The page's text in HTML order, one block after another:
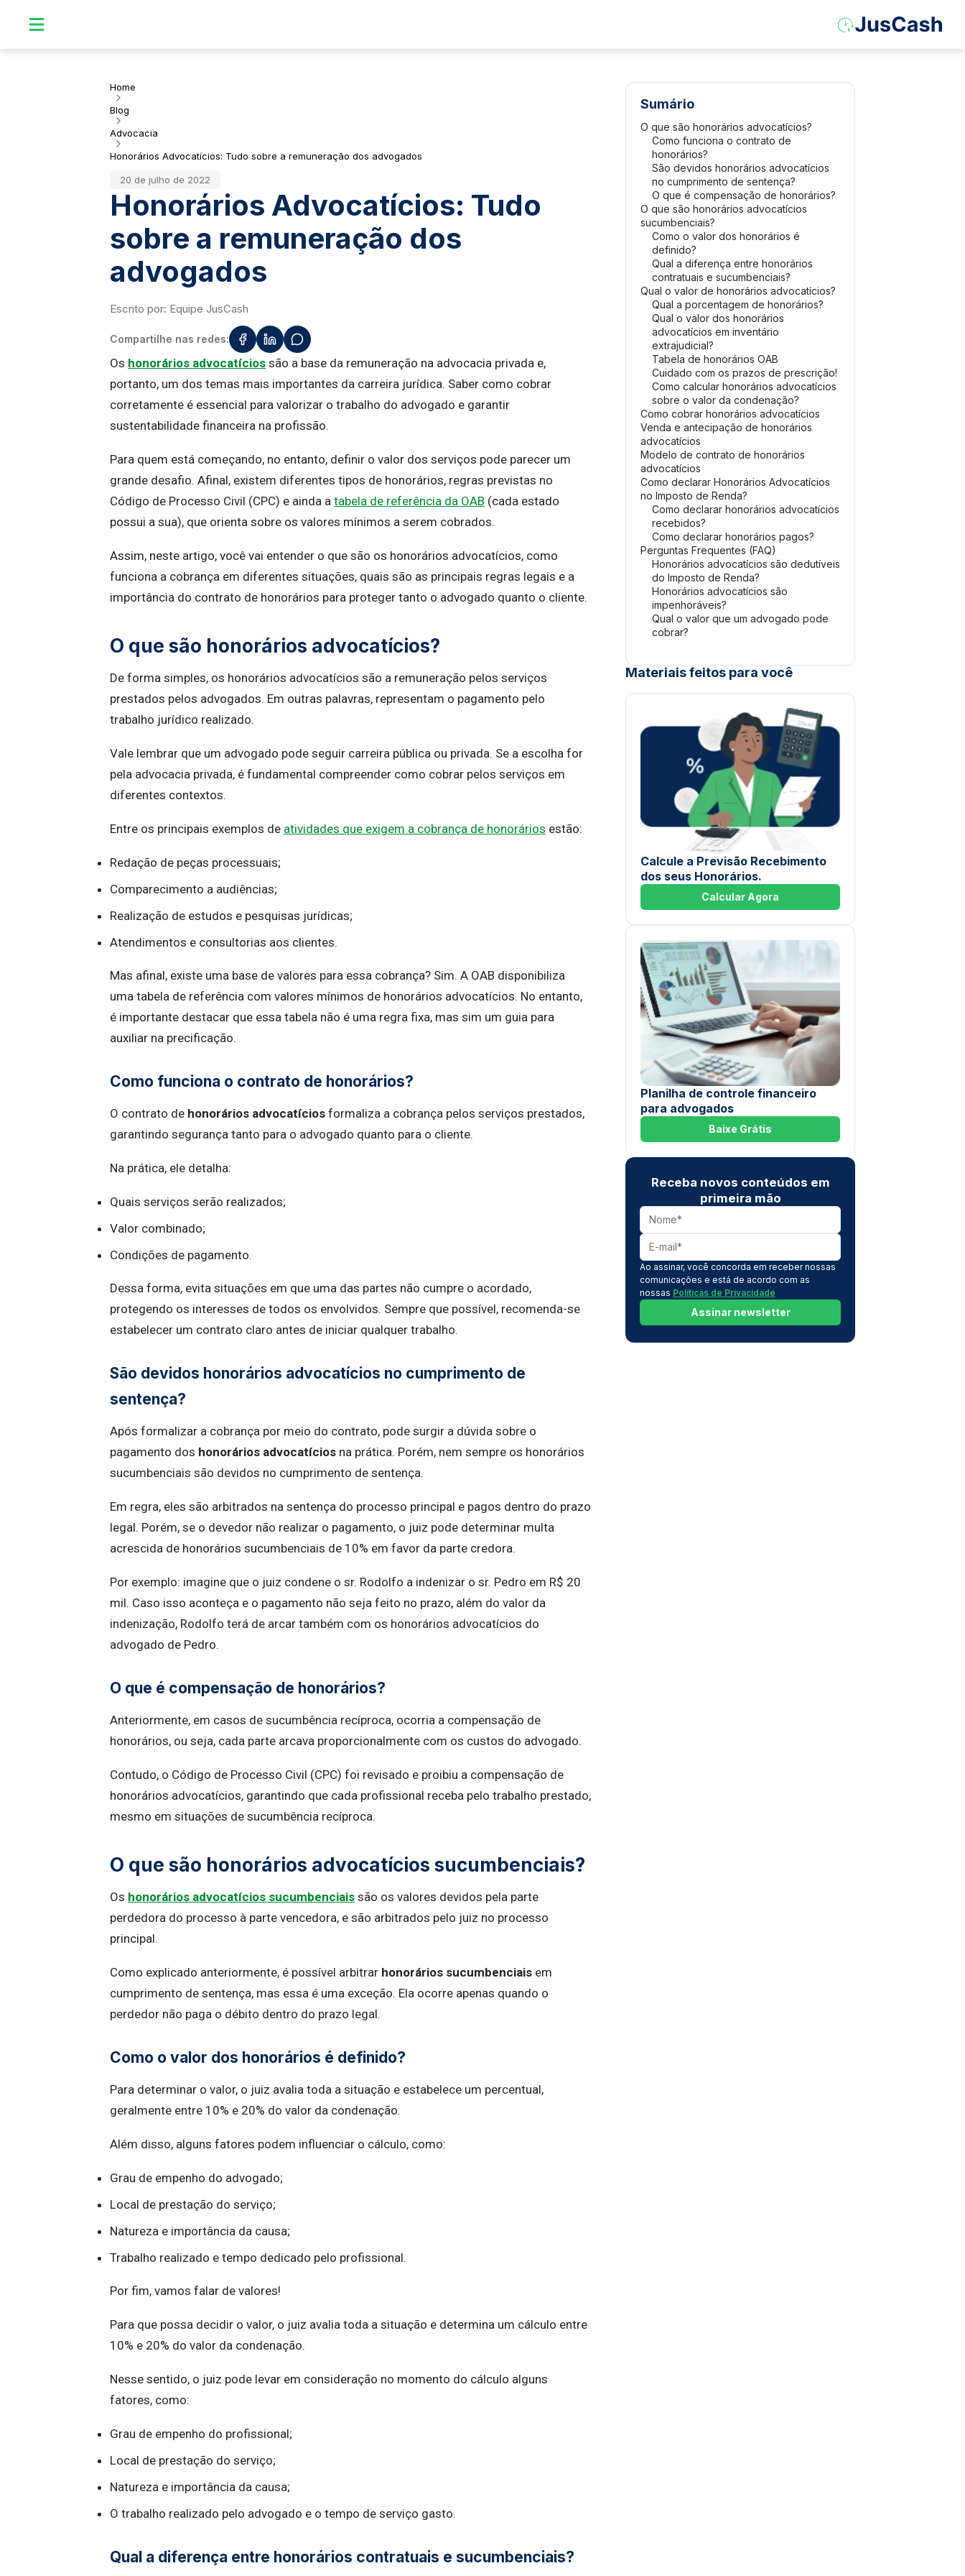
Home
Blog
Advocacia
Honorários Advocatícios: Tudo sobre a remuneração dos advogados
20 de julho de 2022
Honorários Advocatícios: Tudo
sobre a remuneração dos
advogados
Escrito por: Equipe JusCash
Compartilhe nas redes:
Os honorários advocatícios são a base da remuneração na advocacia privada e,
portanto, um dos temas mais importantes da carreira jurídica. Saber como cobrar
corretamente é essencial para valorizar o trabalho do advogado e garantir
sustentabilidade financeira na profissão.
Para quem está começando, no entanto, definir o valor dos serviços pode parecer um
grande desafio. Afinal, existem diferentes tipos de honorários, regras previstas no
Código de Processo Civil (CPC) e ainda a tabela de referência da OAB (cada estado
possui a sua), que orienta sobre os valores mínimos a serem cobrados.
Assim, neste artigo, você vai entender o que são os honorários advocatícios, como
funciona a cobrança em diferentes situações, quais são as principais regras legais e a
importância do contrato de honorários para proteger tanto o advogado quanto o cliente.
O que são honorários advocatícios?
De forma simples, os honorários advocatícios são a remuneração pelos serviços
prestados pelos advogados. Em outras palavras, representam o pagamento pelo
trabalho jurídico realizado.
Vale lembrar que um advogado pode seguir carreira pública ou privada. Se a escolha for
pela advocacia privada, é fundamental compreender como cobrar pelos serviços em
diferentes contextos.
Entre os principais exemplos de atividades que exigem a cobrança de honorários estão:
Redação de peças processuais;
Comparecimento a audiências;
Realização de estudos e pesquisas jurídicas;
Atendimentos e consultorias aos clientes.
Mas afinal, existe uma base de valores para essa cobrança? Sim. A OAB disponibiliza
uma tabela de referência com valores mínimos de honorários advocatícios. No entanto,
é importante destacar que essa tabela não é uma regra fixa, mas sim um guia para
auxiliar na precificação.
Como funciona o contrato de honorários?
O contrato de honorários advocatícios formaliza a cobrança pelos serviços prestados,
garantindo segurança tanto para o advogado quanto para o cliente.
Na prática, ele detalha:
Quais serviços serão realizados;
Valor combinado;
Condições de pagamento.
Dessa forma, evita situações em que uma das partes não cumpre o acordado,
protegendo os interesses de todos os envolvidos. Sempre que possível, recomenda-se
estabelecer um contrato claro antes de iniciar qualquer trabalho.
São devidos honorários advocatícios no cumprimento de
sentença?
Após formalizar a cobrança por meio do contrato, pode surgir a dúvida sobre o
pagamento dos honorários advocatícios na prática. Porém, nem sempre os honorários
sucumbenciais são devidos no cumprimento de sentença.
Em regra, eles são arbitrados na sentença do processo principal e pagos dentro do prazo
legal. Porém, se o devedor não realizar o pagamento, o juiz pode determinar multa
acrescida de honorários sucumbenciais de 10% em favor da parte credora.
Por exemplo: imagine que o juiz condene o sr. Rodolfo a indenizar o sr. Pedro em R$ 20
mil. Caso isso aconteça e o pagamento não seja feito no prazo, além do valor da
indenização, Rodolfo terá de arcar também com os honorários advocatícios do
advogado de Pedro.
O que é compensação de honorários?
Anteriormente, em casos de sucumbência recíproca, ocorria a compensação de
honorários, ou seja, cada parte arcava proporcionalmente com os custos do advogado.
Contudo, o Código de Processo Civil (CPC) foi revisado e proibiu a compensação de
honorários advocatícios, garantindo que cada profissional receba pelo trabalho prestado,
mesmo em situações de sucumbência recíproca.
O que são honorários advocatícios sucumbenciais?
Os honorários advocatícios sucumbenciais são os valores devidos pela parte
perdedora do processo à parte vencedora, e são arbitrados pelo juiz no processo
principal.
Como explicado anteriormente, é possível arbitrar honorários sucumbenciais em
cumprimento de sentença, mas essa é uma exceção. Ela ocorre apenas quando o
perdedor não paga o débito dentro do prazo legal.
Como o valor dos honorários é definido?
Para determinar o valor, o juiz avalia toda a situação e estabelece um percentual,
geralmente entre 10% e 20% do valor da condenação.
Além disso, alguns fatores podem influenciar o cálculo, como:
Grau de empenho do advogado;
Local de prestação do serviço;
Natureza e importância da causa;
Trabalho realizado e tempo dedicado pelo profissional.
Por fim, vamos falar de valores!
Para que possa decidir o valor, o juiz avalia toda a situação e determina um cálculo entre
10% e 20% do valor da condenação.
Nesse sentido, o juiz pode levar em consideração no momento do cálculo alguns
fatores, como:
Grau de empenho do profissional;
Local de prestação do serviço;
Natureza e importância da causa;
O trabalho realizado pelo advogado e o tempo de serviço gasto.
Qual a diferença entre honorários contratuais e sucumbenciais?
Sumário
O que são honorários advocatícios?
Como funciona o contrato de
honorários?
São devidos honorários advocatícios
no cumprimento de sentença?
O que é compensação de honorários?
O que são honorários advocatícios
sucumbenciais?
Como o valor dos honorários é
definido?
Qual a diferença entre honorários
contratuais e sucumbenciais?
Qual o valor de honorários advocatícios?
Qual a porcentagem de honorários?
Qual o valor dos honorários
advocatícios em inventário
extrajudicial?
Tabela de honorários OAB
Cuidado com os prazos de prescrição!
Como calcular honorários advocatícios
sobre o valor da condenação?
Como cobrar honorários advocatícios
Venda e antecipação de honorários
advocatícios
Modelo de contrato de honorários
advocatícios
Como declarar Honorários Advocatícios
no Imposto de Renda?
Como declarar honorários advocatícios
recebidos?
Como declarar honorários pagos?
Perguntas Frequentes (FAQ)
Honorários advocatícios são dedutíveis
do Imposto de Renda?
Honorários advocatícios são
impenhoráveis?
Qual o valor que um advogado pode
cobrar?
Materiais feitos para você
Calcule a Previsão Recebimento
dos seus Honorários.
Calcular Agora
Planilha de controle financeiro
para advogados
Baixe Grátis
Receba novos conteúdos em
primeira mão
Ao assinar, você concorda em receber nossas
comunicações e está de acordo com as
nossas Políticas de Privacidade
Assinar newsletter